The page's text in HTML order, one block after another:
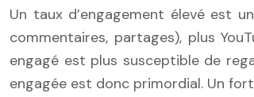
Un taux d’engagement élevé est
commentaires, partages), plus
engagé est plus susceptible de
engagée est donc primordial. Un